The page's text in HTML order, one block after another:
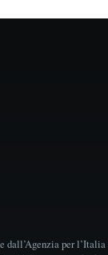
dall’Agenzia per l’Italia